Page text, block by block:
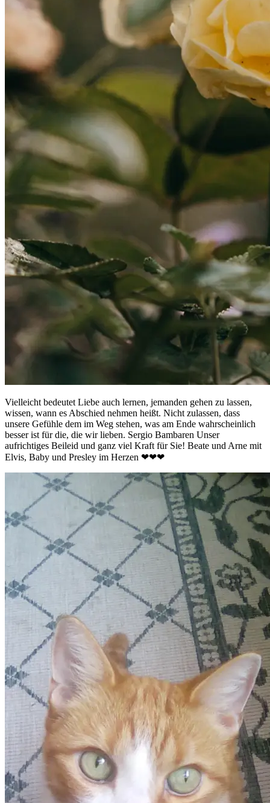
Vielleicht bedeutet Liebe auch lernen, jemanden gehen zu lassen,
wissen, wann es Abschied nehmen heißt. Nicht zulassen, dass
unsere Gefühle dem im Weg stehen, was am Ende wahrscheinlich
besser ist für die, die wir lieben. Sergio Bambaren Unser
aufrichtiges Beileid und ganz viel Kraft für Sie! Beate und Arne mit
Elvis, Baby und Presley im Herzen ❤❤❤